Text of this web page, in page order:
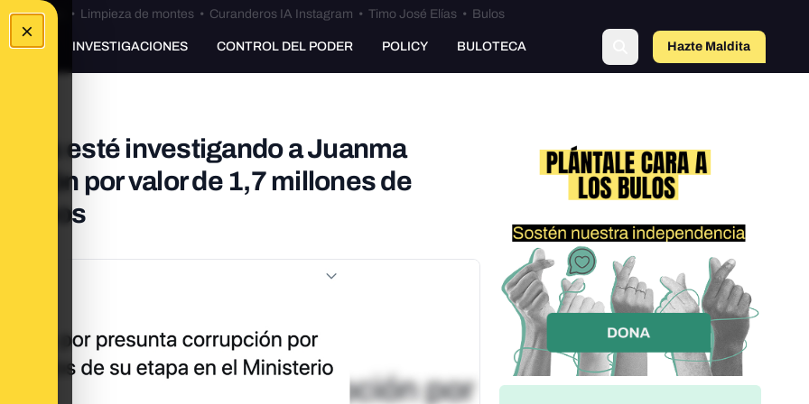
×
Bulos Ceuta • Limpieza de montes• Curanderos IA Instagram • Timo José Elías• Bulos
INVESTIGACIONES CONTROL DEL PODER POLICY BULOTECA Hazte Maldita
esté investigando a Juanma
por valor de 1,7 millones de